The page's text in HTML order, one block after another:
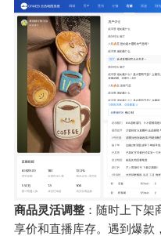
商品灵活调整：随时上下架
享价和直播库存。遇到爆款